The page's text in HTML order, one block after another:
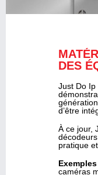
DES
Just Do
d’être
À ce jour,
pratique
caméras